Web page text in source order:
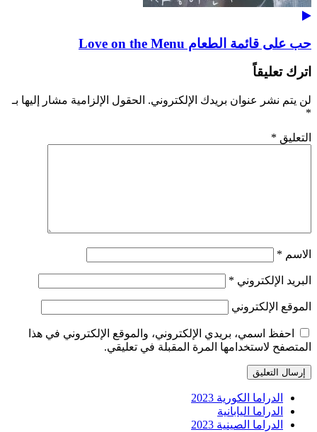
حب على قائمة الطعام Love on the Menu
اترك تعليقاً
لن يتم نشر عنوان بريدك الإلكتروني. الحقول الإلزامية مشار إليها بـ
*
التعليق *
الاسم *
البريد الإلكتروني *
الموقع الإلكتروني
احفظ اسمي، بريدي الإلكتروني، والموقع الإلكتروني في هذا
المتصفح لاستخدامها المرة المقبلة في تعليقي.
الدراما الكورية 2023
الدراما اليابانية
الدراما الصينية 2023